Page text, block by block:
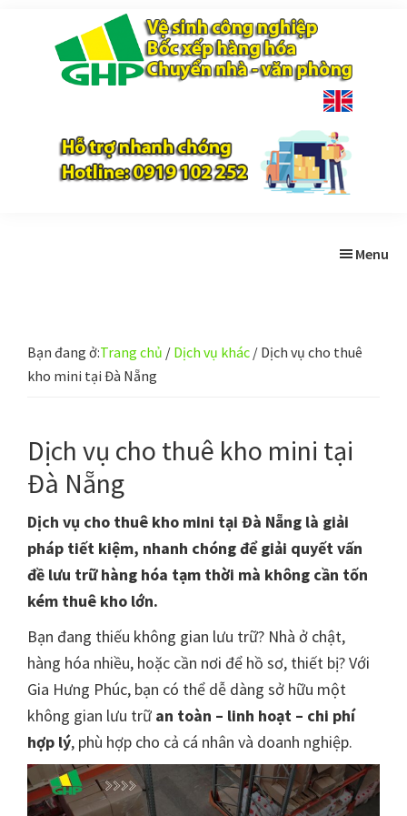
Phúc
lượng
-
Menu
Bạn đang ở:Trang chủ / Dịch vụ khác / Dịch vụ cho thuê
kho mini tại Đà Nẵng
Dịch vụ cho thuê kho mini tại
Đà Nẵng
Dịch vụ cho thuê kho mini tại Đà Nẵng là giải
pháp tiết kiệm, nhanh chóng để giải quyết vấn
đề lưu trữ hàng hóa tạm thời mà không cần tốn
kém thuê kho lớn.
Bạn đang thiếu không gian lưu trữ? Nhà ở chật,
hàng hóa nhiều, hoặc cần nơi để hồ sơ, thiết bị? Với
Gia Hưng Phúc, bạn có thể dễ dàng sở hữu một
không gian lưu trữ an toàn – linh hoạt – chi phí
hợp lý, phù hợp cho cả cá nhân và doanh nghiệp.